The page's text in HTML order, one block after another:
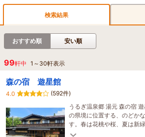
検索結果
おすすめ順 安い順
99軒中 1 ～ 30軒表示
森の宿 遊星館
4.0
(592件)
うるぎ温泉郷 湯元 森の宿
の県境に位置する、のどか
す。春は花桃や桜、夏は新
紅葉、冬は雪と、四季折々